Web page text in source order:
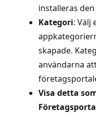
installeras
Kategori: Välj
skapade.
användarna
Visa detta